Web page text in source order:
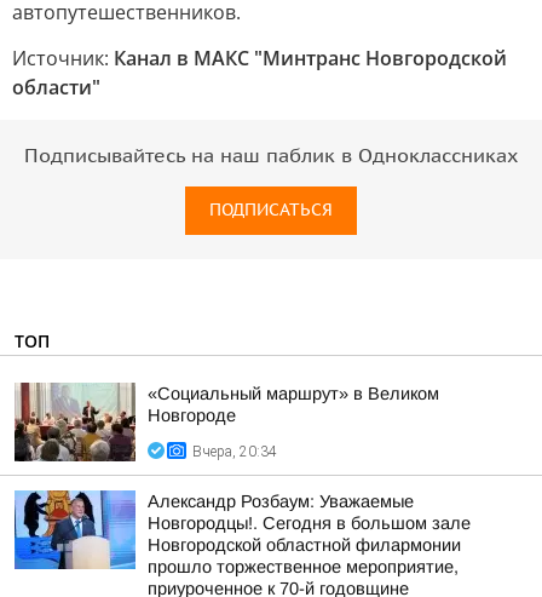
автопутешественников.
Источник: Канал в МАКС "Минтранс Новгородской
области"
Подписывайтесь на наш паблик в Одноклассниках
ПОДПИСАТЬСЯ
ТОП
«Социальный маршрут» в Великом
Новгороде
Вчера, 20:34
Александр Розбаум: Уважаемые
Новгородцы!. Сегодня в большом зале
Новгородской областной филармонии
прошло торжественное мероприятие,
приуроченное к 70-й годовщине